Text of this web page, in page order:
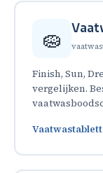
🧽
Finish, Sun,
vergelijken.